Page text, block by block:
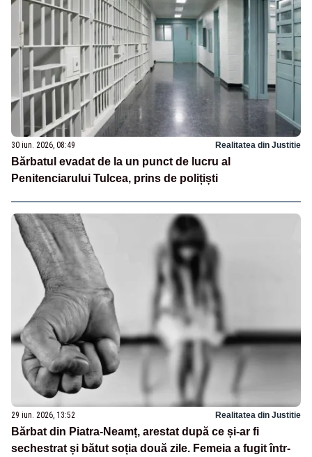
30 iun. 2026, 08:49 Realitatea din Justitie
Bărbatul evadat de la un punct de lucru al
Penitenciarului Tulcea, prins de polițiști
29 iun. 2026, 13:52 Realitatea din Justitie
Bărbat din Piatra-Neamț, arestat după ce și-ar fi
sechestrat și bătut soția două zile. Femeia a fugit într-